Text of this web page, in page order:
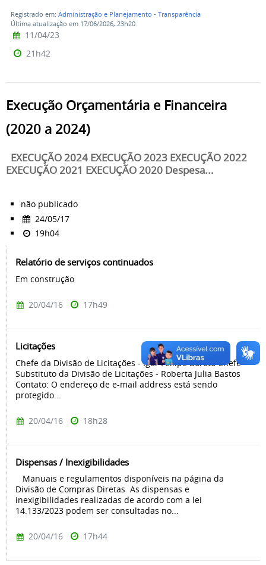
Registrado em: Administração e Planejamento - Transparência
Última atualização em 17/06/2026, 23h20
11/04/23
21h42
Execução Orçamentária e Financeira
(2020 a 2024)
EXECUÇÃO 2024 EXECUÇÃO 2023 EXECUÇÃO 2022
EXECUÇÃO 2021 EXECUÇÃO 2020 Despesa...
não publicado
24/05/17
19h04
Relatório de serviços continuados
Em construção
20/04/16 17h49
Licitações
Chefe da Divisão de Licitações - Igor Fellipe Boroto Chefe
Substituto da Divisão de Licitações - Roberta Julia Bastos
Contato: O endereço de e-mail address está sendo
protegido...
20/04/16 18h28
Dispensas / Inexigibilidades
Manuais e regulamentos disponíveis na página da
Divisão de Compras Diretas As dispensas e
inexigibilidades realizadas de acordo com a lei
14.133/2023 podem ser consultadas no...
20/04/16 17h44